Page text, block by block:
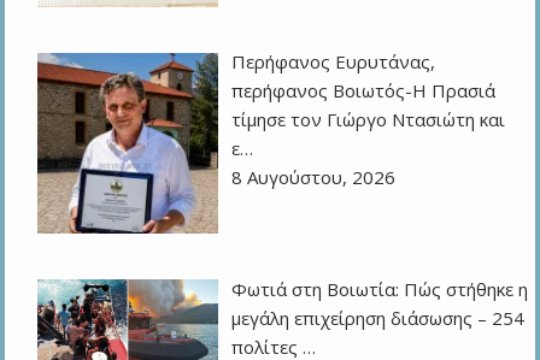
Περήφανος Ευρυτάνας,
περήφανος Βοιωτός-Η Πρασιά
τίμησε τον Γιώργο Ντασιώτη και
ε…
8 Αυγούστου, 2026
Φωτιά στη Βοιωτία: Πώς στήθηκε η
μεγάλη επιχείρηση διάσωσης – 254
πολίτες …